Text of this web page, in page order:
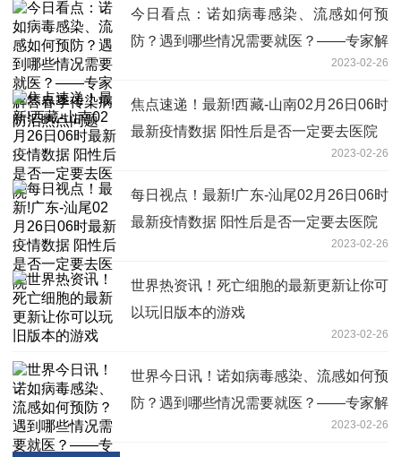
今日看点：诺如病毒感染、流感如何预
防？遇到哪些情况需要就医？——专家解
2023-02-26
焦点速递！最新!西藏-山南02月26日06时
最新疫情数据 阳性后是否一定要去医院
2023-02-26
每日视点！最新!广东-汕尾02月26日06时
最新疫情数据 阳性后是否一定要去医院
2023-02-26
世界热资讯！死亡细胞的最新更新让你可
以玩旧版本的游戏
2023-02-26
世界今日讯！诺如病毒感染、流感如何预
防？遇到哪些情况需要就医？——专家解
2023-02-26